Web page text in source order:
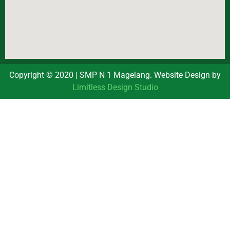
Copyright © 2020 | SMP N 1 Magelang. Website Design by
Limitless Design Studio